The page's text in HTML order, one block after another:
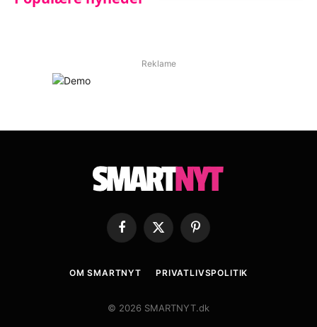
Reklame
Facebook
X
(Twitter)
Pinterest
OM SMARTNYT PRIVATLIVSPOLITIK
© 2026 SMARTNYT.dk